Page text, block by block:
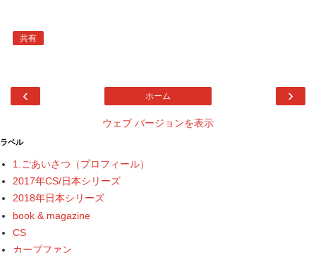
共有
‹ ›
ホーム
ウェブ バージョンを表示
ラベル
1.ごあいさつ（プロフィール）
2017年CS/日本シリーズ
2018年日本シリーズ
book & magazine
CS
カープファン